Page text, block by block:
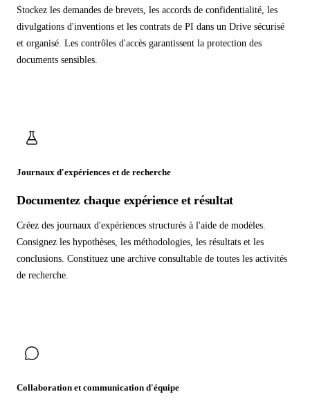
Stockez les demandes de brevets, les accords de confidentialité, les
divulgations d'inventions et les contrats de PI dans un Drive sécurisé
et organisé. Les contrôles d'accès garantissent la protection des
documents sensibles.
Journaux d'expériences et de recherche
Documentez chaque expérience et résultat
Créez des journaux d'expériences structurés à l'aide de modèles.
Consignez les hypothèses, les méthodologies, les résultats et les
conclusions. Constituez une archive consultable de toutes les activités
de recherche.
Collaboration et communication d'équipe